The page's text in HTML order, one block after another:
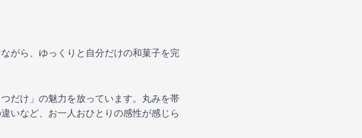
がら、ゆっくりと自分だけの和菓子を完
だけ」の魅力を放っています。丸みを帯
いなど、お一人おひとりの感性が感じら